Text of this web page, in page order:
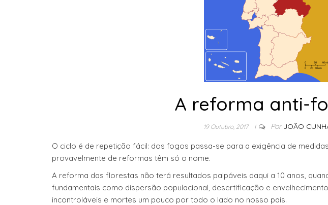
A reforma anti-
19 Outubro, 2017 1 Por JOÃO
O ciclo é de repetição fácil: dos fogos passa-se para a exigência de
provavelmente de reformas têm só o nome.
A reforma das florestas não terá resultados palpáveis daqui a 10 anos,
fundamentais como dispersão populacional, desertificação e
incontroláveis e mortes um pouco por todo o lado no nosso país.